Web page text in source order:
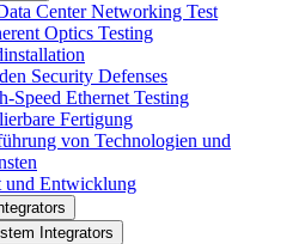
Center Networking Test
Optics Testing
Security Defenses
Speed Ethernet Testing
Fertigung
von Technologien und
und Entwicklung
Integrators